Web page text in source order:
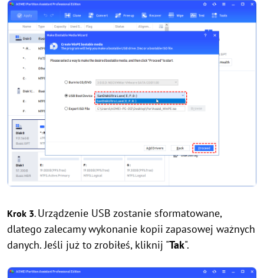
Krok 3. Urządzenie USB zostanie sformatowane,
dlatego zalecamy wykonanie kopii zapasowej ważnych
danych. Jeśli już to zrobiłeś, kliknij "Tak".